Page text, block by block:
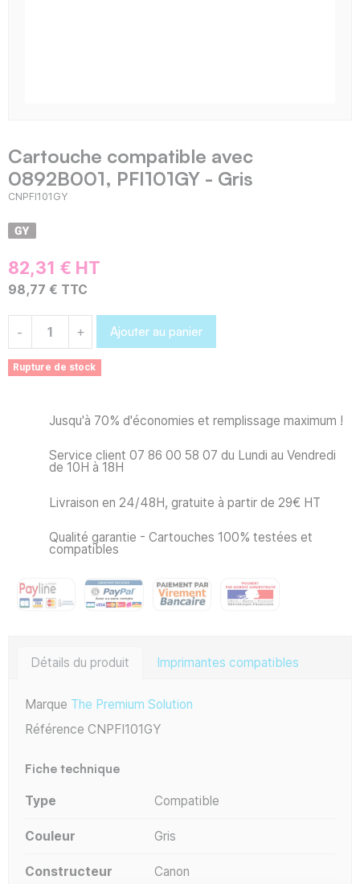
Cartouche compatible avec
0892B001, PFI101GY - Gris
CNPFI101GY
82,31 € HT
98,77 € TTC
- + Ajouter au panier
Rupture de stock
Jusqu'à 70% d'économies et remplissage maximum !
Service client 07 86 00 58 07 du Lundi au Vendredi
de 10H à 18H
Livraison en 24/48H, gratuite à partir de 29€ HT
Qualité garantie - Cartouches 100% testées et
compatibles
Détails du produit Imprimantes compatibles
Marque The Premium Solution
Référence CNPFI101GY
Fiche technique
Type Compatible
Couleur Gris
Constructeur Canon